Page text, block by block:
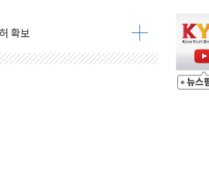
밀집된 강남·서초 둔화
예고
사업으로 성장"